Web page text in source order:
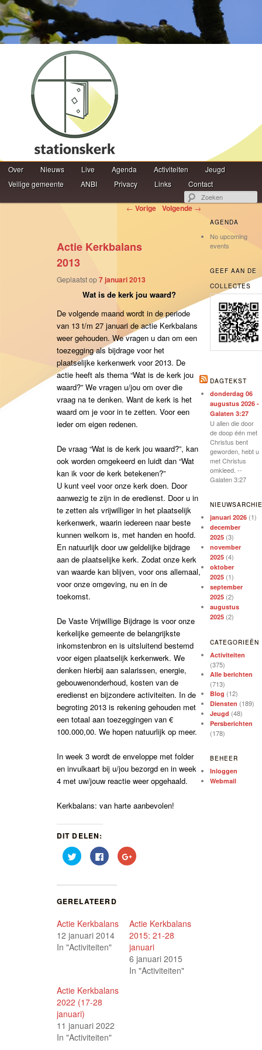
Hoofdmenu
Spring naar de primaire inhoud
Spring naar de secundaire inhoud
Over Nieuws Live Agenda Activiteiten
Jeugd
Veilige gemeente
ANBI Privacy Links Contact
Berichtnavigatie ← Vorige Volgende →
Actie Kerkbalans
2013
Geplaatst op7 januari 2013
Wat is de kerk jou waard?
De volgende maand wordt in de periode
van 13 t/m 27 januari de actie Kerkbalans
weer gehouden. We vragen u dan om een
toezegging als bijdrage voor het
plaatselijke kerkenwerk voor 2013. De
actie heeft als thema “Wat is de kerk jou
waard?” We vragen u/jou om over die
vraag na te denken. Want de kerk is het
waard om je voor in te zetten. Voor een
ieder om eigen redenen.
De vraag “Wat is de kerk jou waard?”, kan
ook worden omgekeerd en luidt dan “Wat
kan ik voor de kerk betekenen?”
U kunt veel voor onze kerk doen. Door
aanwezig te zijn in de eredienst. Door u in
te zetten als vrijwilliger in het plaatselijk
kerkenwerk, waarin iedereen naar beste
kunnen welkom is, met handen en hoofd.
En natuurlijk door uw geldelijke bijdrage
aan de plaatselijke kerk. Zodat onze kerk
van waarde kan blijven, voor ons allemaal,
voor onze omgeving, nu en in de
toekomst.
De Vaste Vrijwillige Bijdrage is voor onze
kerkelijke gemeente de belangrijkste
inkomstenbron en is uitsluitend bestemd
voor eigen plaatselijk kerkenwerk. We
denken hierbij aan salarissen, energie,
gebouwenonderhoud, kosten van de
eredienst en bijzondere activiteiten. In de
begroting 2013 is rekening gehouden met
een totaal aan toezeggingen van €
100.000,00. We hopen natuurlijk op meer.
In week 3 wordt de enveloppe met folder
en invulkaart bij u/jou bezorgd en in week
4 met uw/jouw reactie weer opgehaald.
Kerkbalans: van harte aanbevolen!
DIT DELEN:
Klik
om
in
venster
geopend)
Klik
om
in
venster
geopend)
Klik
om
venster
geopend)
GERELATEERD
Actie Kerkbalans
12 januari 2014
In "Activiteiten"
Actie Kerkbalans
2015: 21-28
januari
6 januari 2015
In "Activiteiten"
Actie Kerkbalans
2022 (17-28
januari)
11 januari 2022
In "Activiteiten"
AGENDA
No upcoming
events
GEEF AAN DE
COLLECTES
DAGTEKST
donderdag 06
augustus 2026 -
Galaten 3:27
U allen die door
de doop één met
Christus bent
geworden, hebt u
met Christus
omkleed. --
Galaten 3:27
januari 2026 (1)
december
2025 (3)
november
2025 (4)
oktober
2025 (1)
september
2025 (2)
augustus
2025 (2)
CATEGORIEËN
Activiteiten
(375)
Alle berichten
(713)
Blog (12)
Diensten (189)
Jeugd (48)
Persberichten
(178)
BEHEER
Inloggen
Webmail